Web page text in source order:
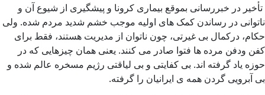
تأخیر در خبررسانی بموقع بیماری کرونا و پیشگیری از شیوع آن و
ناتوانی در رساندن کمک های اولیه موجب خشم شدید مردم شده. ولی
حکام، درکمال بی غیرتی، چون ناتوان از مدیریت هستند، فقط برای
کفن ودفن مرده ها فتوا صادر می کنند. یعنی همان چیزهایی که در
حوزه یاد گرفته اند. بی کفایتی و بی لیاقتی رژیم مسخره عالم شده و
بی آبرویی گردن همه ی ایرانیان را گرفته.